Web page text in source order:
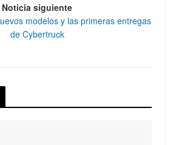
Noticia siguiente
modelos y las primeras entregas
de Cybertruck